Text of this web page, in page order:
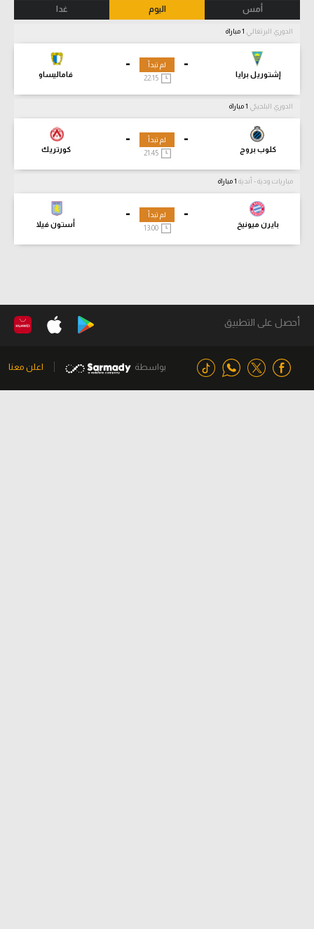
أمس اليوم غدا
الدوري البرتغالي
-
إشتوريل برايا
-
فاماليساو
لم تبدأ
22:15
الدوري البلجيكي
-
كلوب بروج
-
كورتريك
لم تبدأ
21:45
مباريات ودية - أندية
-
بايرن ميونيخ
-
أستون فيلا
لم تبدأ
13:00
أحصل على التطبيق
بواسطة اعلن معنا